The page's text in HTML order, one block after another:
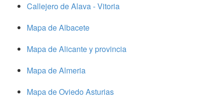
Callejero de Alava - Vitoria
Mapa de Albacete
Mapa de Alicante y provincia
Mapa de Almeria
Mapa de Oviedo Asturias